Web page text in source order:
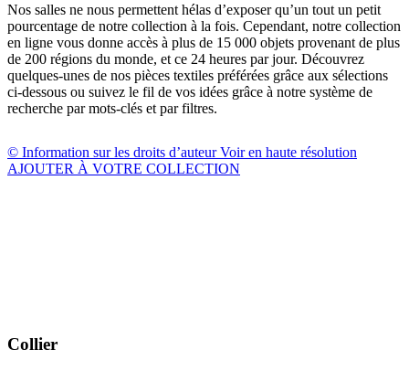
Nos salles ne nous permettent hélas d’exposer qu’un tout un petit
pourcentage de notre collection à la fois. Cependant, notre collection
en ligne vous donne accès à plus de 15 000 objets provenant de plus
de 200 régions du monde, et ce 24 heures par jour. Découvrez
quelques-unes de nos pièces textiles préférées grâce aux sélections
ci-dessous ou suivez le fil de vos idées grâce à notre système de
recherche par mots-clés et par filtres.
© Information sur les droits d’auteurVoir en haute résolution
AJOUTER À VOTRE COLLECTION
Collier